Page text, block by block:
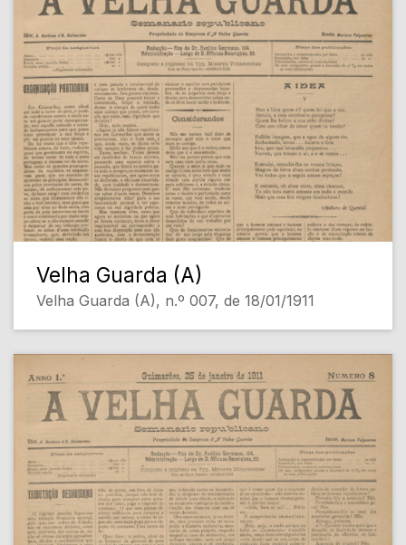
Velha Guarda (A)
Velha Guarda (A), n.º 007, de 18/01/1911